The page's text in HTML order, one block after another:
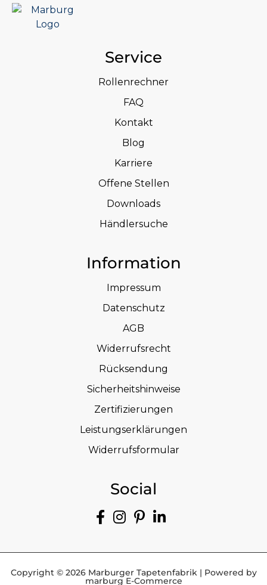
Service
Rollenrechner
FAQ
Kontakt
Blog
Karriere
Offene Stellen
Downloads
Händlersuche
Information
Impressum
Datenschutz
AGB
Widerrufsrecht
Rücksendung
Sicherheitshinweise
Zertifizierungen
Leistungserklärungen
Widerrufsformular
Social
Copyright © 2026 Marburger Tapetenfabrik | Powered by
marburg E-Commerce